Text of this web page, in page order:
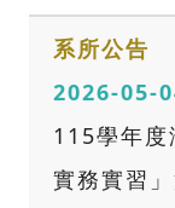
系所公告
2026-05-
115學年度
實務實習